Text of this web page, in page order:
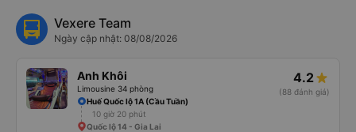
Vexere Team
Ngày cập nhật: 08/08/2026
Anh Khôi
Limousine 34 phòng
4.2
(88 đánh giá)
Huế Quốc lộ 1A (Cầu Tuần)
10 giờ 20 phút
Quốc lộ 14 - Gia Lai